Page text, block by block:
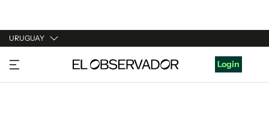
URUGUAY
URUGUAY
ARGENTINA
Login